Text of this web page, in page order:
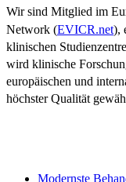
Wir sind Mitglied im
Network (EVICR.net),
klinischen
wird klinische
europäischen und
höchster Qualität
Modernste